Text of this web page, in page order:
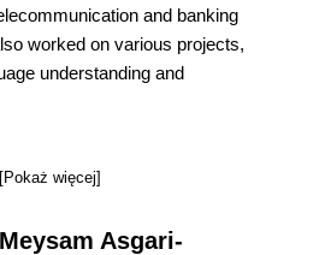
and banking
worked on various projects,
understanding and
[Pokaż więcej]
Asgari-